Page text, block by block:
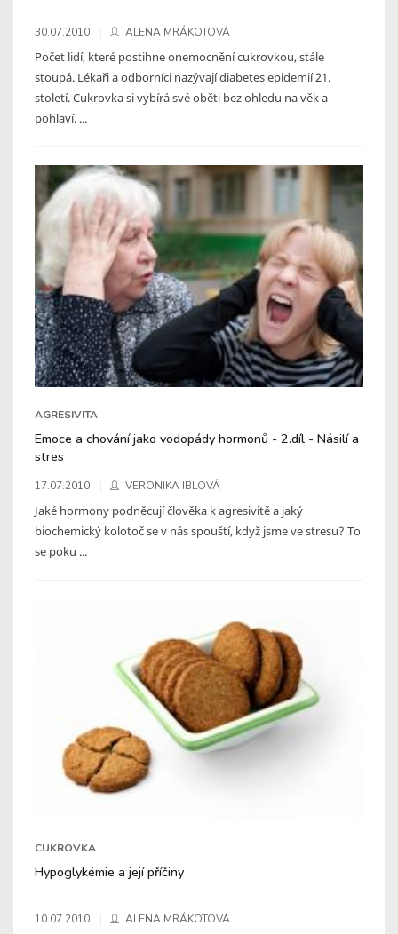
30.07.2010 ALENA MRÁKOTOVÁ
Počet lidí, které postihne onemocnění cukrovkou, stále
stoupá. Lékaři a odborníci nazývají diabetes epidemií 21.
století. Cukrovka si vybírá své oběti bez ohledu na věk a
pohlaví. ...
AGRESIVITA
Emoce a chování jako vodopády hormonů - 2.díl - Násilí a
stres
17.07.2010 VERONIKA IBLOVÁ
Jaké hormony podněcují člověka k agresivitě a jaký
biochemický kolotoč se v nás spouští, když jsme ve stresu? To
se poku ...
CUKROVKA
Hypoglykémie a její příčiny
10.07.2010 ALENA MRÁKOTOVÁ